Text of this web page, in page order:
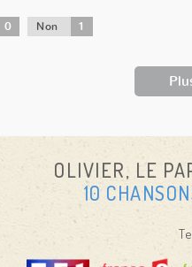
0 Non 1
OLIVIER, LE
10